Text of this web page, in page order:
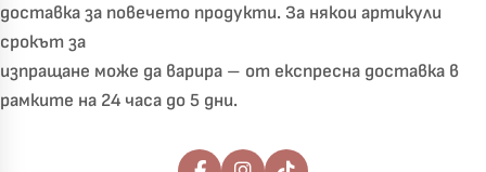
доставка за повечето продукти. За някои артикули
срокът за
изпращане може да варира – от експресна доставка в
рамките на 24 часа до 5 дни.